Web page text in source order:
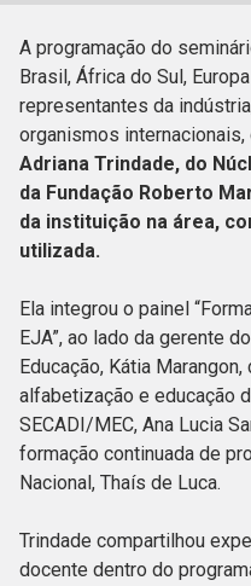
A programação do
Brasil, África do Sul,
representantes da
organismos internacionais,
Adriana Trindade, do
da Fundação Roberto
da instituição na área,
utilizada.
Ela integrou o painel
EJA”, ao lado da gerente
Educação, Kátia
alfabetização e educação
SECADI/MEC, Ana Lucia
formação continuada de
Nacional, Thaís de Luca.
Trindade compartilhou
docente dentro do